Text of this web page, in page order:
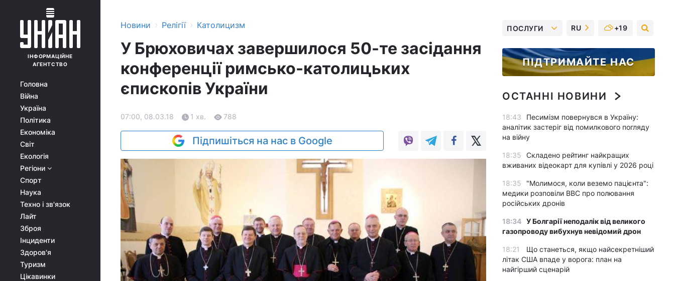
ІНФОРМАЦІЙНЕ
АГЕНТСТВО
Головна
Війна
Україна
Політика
Економіка
Світ
Екологія
Регіони
Спорт
Наука
Техно і зв'язок
Лайт
Зброя
Інциденти
Здоров'я
Туризм
Цікавинки
Новини › Релігії › Католицизм
У Брюховичах завершилося 50-те засідання
конференції римсько-католицьких
єпископів України
07:00, 08.03.18 1 хв. 788
Підпишіться на нас в Google
ПОСЛУГИ RU +19
ПІДТРИМАЙТЕ НАС
ОСТАННІ НОВИНИ
18:43
Песимізм повернувся в Україну:
аналітик застеріг від помилкового погляду
на війну
18:35
Складено рейтинг найкращих
вживаних відеокарт для купівлі у 2026 році
18:35
"Молимося, коли веземо пацієнта":
медики розповіли BBC про полювання
російських дронів
18:34 У Болгарії неподалік від великого
газопроводу вибухнув невідомий дрон
18:21
Що станеться, якщо найсекретніший
літак США впаде у ворога: план на
найгірший сценарій